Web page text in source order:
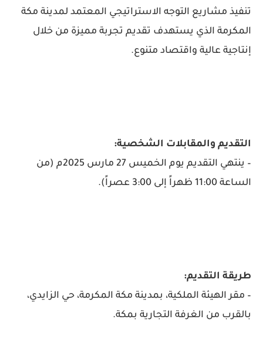
تنفيذ مشاريع التوجه الاستراتيجي المعتمد لمدينة مكة
المكرمة الذي يستهدف تقديم تجربة مميزة من خلال
إنتاجية عالية واقتصاد متنوع.
التقديم والمقابلات الشخصية:
– ينتهي التقديم يوم الخميس 27 مارس 2025م (من
الساعة 11:00 ظهراً إلى 3:00 عصراً).
طريقة التقديم:
– مقر الهيئة الملكية، بمدينة مكة المكرمة، حي الزايدي،
بالقرب من الغرفة التجارية بمكة.